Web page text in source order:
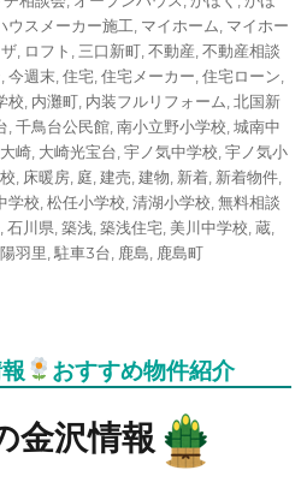
ウスメーカー施工 マイホーム マイホー
ロフト 三口新町 ,不動産 ,不動産相談
,今週末 ,住宅 ,住宅メーカー ,住宅ローン
校 内灘町 内装フルリフォーム ,北国新
,千鳥台公民館 ,南小立野小学校 ,城南中
大崎 大崎光宝台 ,宇ノ気中学校 ,宇ノ気小
床暖房 庭 ,建売 ,建物 新着 新着物件
学校 ,松任小学校 ,清湖小学校 ,無料相談
,石川県 ,築浅 ,築浅住宅 美川中学校 ,蔵
,陽羽里 ,駐車3台 鹿島 鹿島町
おすすめ物件紹介
金沢情報